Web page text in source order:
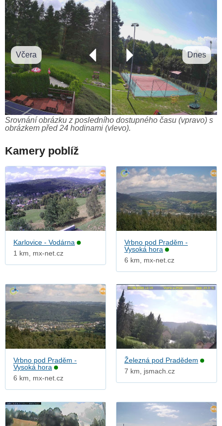
Včera Dnes
Srovnání obrázku z posledního dostupného času (vpravo) s
obrázkem před 24 hodinami (vlevo).
Kamery poblíž
Karlovice - Vodárna
1 km, mx-net.cz
Vrbno pod Praděm -
Vysoká hora
6 km, mx-net.cz
Vrbno pod Praděm -
Vysoká hora
6 km, mx-net.cz
Železná pod Pradědem
7 km, jsmach.cz